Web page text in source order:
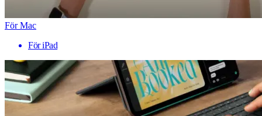
För Mac
För iPad